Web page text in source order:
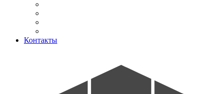
Контакты